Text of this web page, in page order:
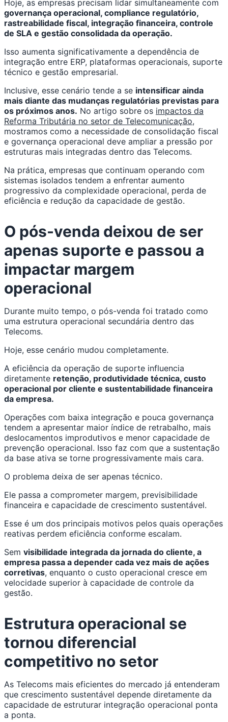
Hoje, as empresas precisam lidar simultaneamente com
governança operacional, compliance regulatório,
rastreabilidade fiscal, integração financeira, controle
de SLA e gestão consolidada da operação.
Isso aumenta significativamente a dependência de
integração entre ERP, plataformas operacionais, suporte
técnico e gestão empresarial.
Inclusive, esse cenário tende a se intensificar ainda
mais diante das mudanças regulatórias previstas para
os próximos anos. No artigo sobre os impactos da
Reforma Tributária no setor de Telecomunicação,
mostramos como a necessidade de consolidação fiscal
e governança operacional deve ampliar a pressão por
estruturas mais integradas dentro das Telecoms.
Na prática, empresas que continuam operando com
sistemas isolados tendem a enfrentar aumento
progressivo da complexidade operacional, perda de
eficiência e redução da capacidade de gestão.
O pós-venda deixou de ser
apenas suporte e passou a
impactar margem
operacional
Durante muito tempo, o pós-venda foi tratado como
uma estrutura operacional secundária dentro das
Telecoms.
Hoje, esse cenário mudou completamente.
A eficiência da operação de suporte influencia
diretamente retenção, produtividade técnica, custo
operacional por cliente e sustentabilidade financeira
da empresa.
Operações com baixa integração e pouca governança
tendem a apresentar maior índice de retrabalho, mais
deslocamentos improdutivos e menor capacidade de
prevenção operacional. Isso faz com que a sustentação
da base ativa se torne progressivamente mais cara.
O problema deixa de ser apenas técnico.
Ele passa a comprometer margem, previsibilidade
financeira e capacidade de crescimento sustentável.
Esse é um dos principais motivos pelos quais operações
reativas perdem eficiência conforme escalam.
Sem visibilidade integrada da jornada do cliente, a
empresa passa a depender cada vez mais de ações
corretivas, enquanto o custo operacional cresce em
velocidade superior à capacidade de controle da
gestão.
Estrutura operacional se
tornou diferencial
competitivo no setor
As Telecoms mais eficientes do mercado já entenderam
que crescimento sustentável depende diretamente da
capacidade de estruturar integração operacional ponta
a ponta.